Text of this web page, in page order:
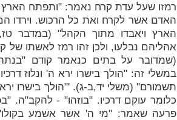
רמזו שעל עדת קרח נאמר: "ותפתח
האדם אשר לקרח ואת כל הרכוש. וירדו
הארץ ויאבדו מתוך הקהל" (במדבר
אהליהם נבלעו, ולכן זהו רמז לאשתו
(שמדובר על בתים כנאמר קודם
במשלי זה: "הולך בישרו ירא ה' ונלוז
תשמורם" (משלי יד,ב-ג). '"הולך בישרו
כלומר עוקם דרכיו. "בוזהו" - להקב"ה.
פרעה שאמר: "מי ה' אשר אשמע